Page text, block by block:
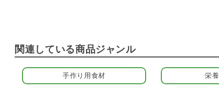
関連している商品ジャンル
手作り用食材 栄